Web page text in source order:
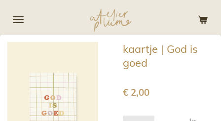
direct
naar
kaartje | God is
goed
€ 2,00